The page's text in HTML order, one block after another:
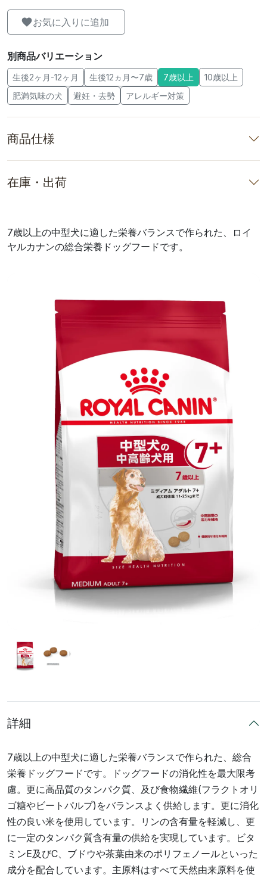
お気に入りに追加
別商品バリエーション
生後2ヶ月-12ヶ月 生後12ヵ月〜7歳 7歳以上
10歳以上
肥満気味の犬
避妊・去勢 アレルギー対策
商品仕様
在庫・出荷
7歳以上の中型犬に適した栄養バランスで作られた、ロイ
ヤルカナンの総合栄養ドッグフードです。
詳細
7歳以上の中型犬に適した栄養バランスで作られた、総合
栄養ドッグフードです。ドッグフードの消化性を最大限考
慮。更に高品質のタンパク質、及び食物繊維(フラクトオリ
ゴ糖やビートパルプ)をバランスよく供給します。更に消化
性の良い米を使用しています。リンの含有量を軽減し、更
に一定のタンパク質含有量の供給を実現しています。ビタ
ミンE及びC、ブドウや茶葉由来のポリフェノールといった
成分を配合しています。主原料はすべて天然由来原料を使